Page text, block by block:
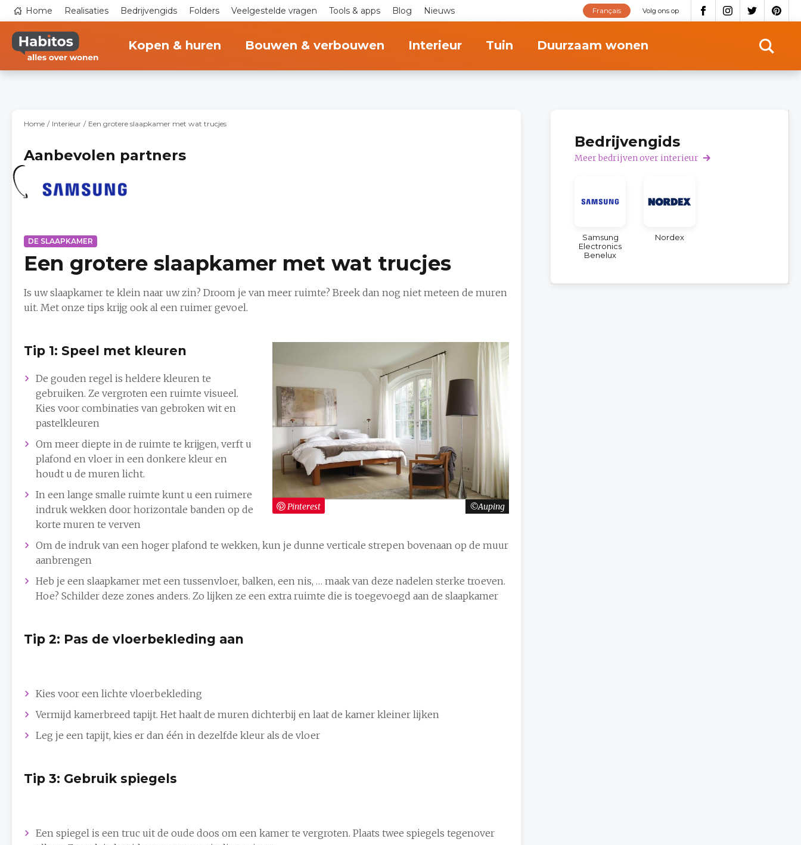
naar
inhoud
gaan
Top
navigation
Home Realisaties Bedrijvengids Folders Veelgestelde vragen Tools & apps Blog Nieuws Volg ons op
Français
Kopen & huren Bouwen & verbouwen Interieur Tuin Duurzaam wonen
Home Interieur Een grotere slaapkamer met wat trucjes
Aanbevolen partners
DE SLAAPKAMER
Een grotere slaapkamer met wat trucjes
Is uw slaapkamer te klein naar uw zin? Droom je van meer ruimte? Breek dan nog niet meteen de muren
uit. Met onze tips krijg ook al een ruimer gevoel.
Auping
Pinterest
Tip 1: Speel met kleuren
De gouden regel is heldere kleuren te
gebruiken. Ze vergroten een ruimte visueel.
Kies voor combinaties van gebroken wit en
pastelkleuren
Om meer diepte in de ruimte te krijgen, verft u
plafond en vloer in een donkere kleur en
houdt u de muren licht.
In een lange smalle ruimte kunt u een ruimere
indruk wekken door horizontale banden op de
korte muren te verven
Om de indruk van een hoger plafond te wekken, kun je dunne verticale strepen bovenaan op de muur
aanbrengen
Heb je een slaapkamer met een tussenvloer, balken, een nis, … maak van deze nadelen sterke troeven.
Hoe? Schilder deze zones anders. Zo lijken ze een extra ruimte die is toegevoegd aan de slaapkamer
Tip 2: Pas de vloerbekleding aan
Kies voor een lichte vloerbekleding
Vermijd kamerbreed tapijt. Het haalt de muren dichterbij en laat de kamer kleiner lijken
Leg je een tapijt, kies er dan één in dezelfde kleur als de vloer
Tip 3: Gebruik spiegels
Een spiegel is een truc uit de oude doos om een kamer te vergroten. Plaats twee spiegels tegenover
Bedrijvengids
Meer bedrijven over interieur
Samsung
Electronics
Benelux
Nordex